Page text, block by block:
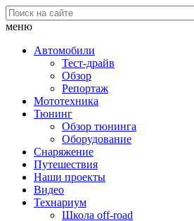
меню
Автомобили
Тест-драйв
Обзор
Репортаж
Мототехника
Тюнинг
Обзор тюнинга
Оборудование
Снаряжение
Путешествия
Наши проекты
Видео
Технариум
Школа off-road